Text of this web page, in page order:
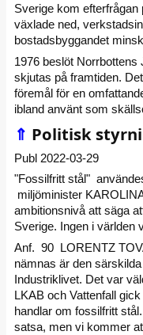
Sverige kom
växlade ned,
bostadsbyggandet
1976 beslöt
skjutas på framtiden.
föremål för en
ibland använt som
⇑ Politisk
Publ 2022-03-29
"Fossilfritt stål"
miljöminister
ambitionsnivå att säga
Sverige. Ingen i världen
Anf. 90 LORENTZ
nämnas är den
Industriklivet. Det var
LKAB och Vattenfall
handlar om fossilfritt
satsa, men vi kommer